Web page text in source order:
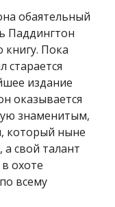
обаятельный
Паддингтон
Пока
старается
издание
оказывается
знаменитым,
который ныне
свой талант
охоте
всему